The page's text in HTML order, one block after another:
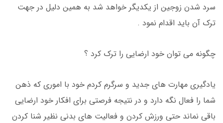
سرد شدن زوجین از یکدیگر خواهد شد به همین دلیل در جهت
ترک آن باید اقدام نمود .
چگونه می توان خود ارضایی را ترک کرد ؟
یادگیری مهارت های جدید و سرگرم کردم خود با اموری که ذهن
شما را فعال نگه دارد و در نتیجه فرصتی برای افکار خود ارضایی
باقی نماند حتی ورزش کردن و فعالیت های بدنی نظیر شنا کردن